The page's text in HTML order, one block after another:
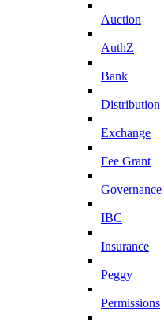
Auction
AuthZ
Bank
Distribution
Exchange
Fee Grant
Governance
IBC
Insurance
Peggy
Permissions